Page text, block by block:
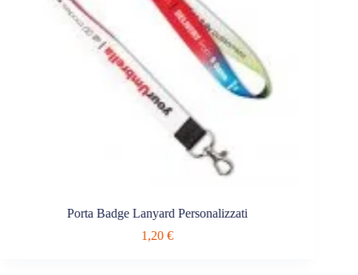
Porta Badge Lanyard Personalizzati
1,20€